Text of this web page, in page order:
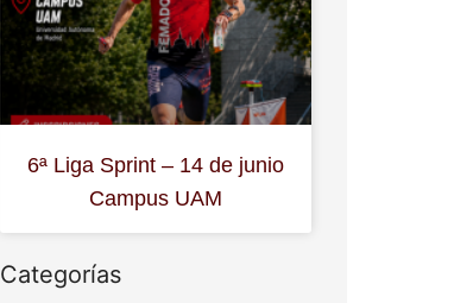
6ª Liga Sprint – 14 de junio
Campus UAM
Categorías